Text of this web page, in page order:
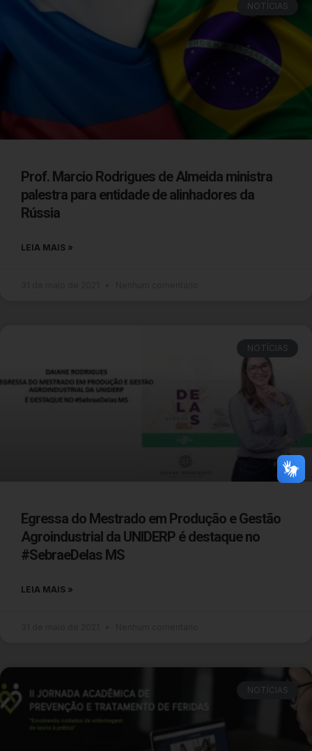
NOTÍCIAS
Prof. Marcio Rodrigues de Almeida ministra
palestra para entidade de alinhadores da
Rússia
LEIA MAIS »
NOTÍCIAS
Egressa do Mestrado em Produção e Gestão
Agroindustrial da UNIDERP é destaque no
#SebraeDelas MS
LEIA MAIS »
NOTÍCIAS